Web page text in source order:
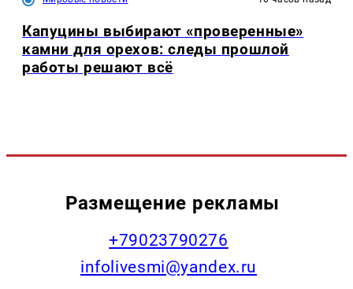
Капуцины выбирают «проверенные»
камни для орехов: следы прошлой
работы решают всё
Размещение рекламы
+79023790276
infolivesmi@yandex.ru